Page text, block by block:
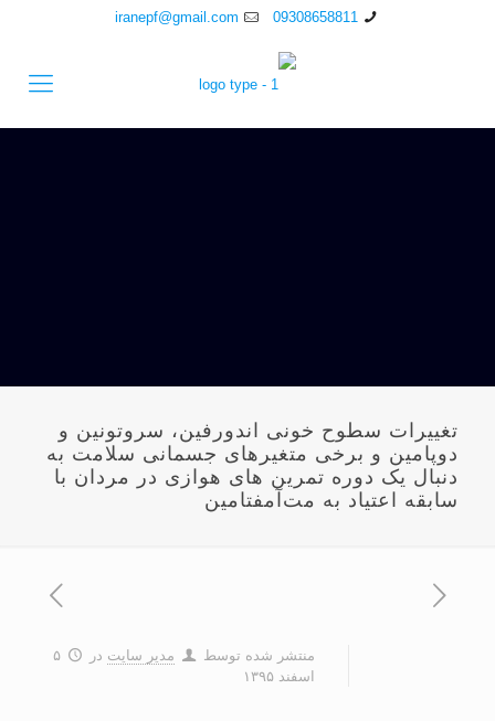
09308658811
iranepf@gmail.com
تغییرات سطوح خونی اندورفین، سروتونین و
دوپامین و برخی متغیرهای جسمانی سلامت به
دنبال یک دوره تمرین های هوازی در مردان با
سابقه‌ اعتیاد به مت‌آمفتامین
منتشر شده توسط مدیر سایت در
۵
اسفند ۱۳۹۵